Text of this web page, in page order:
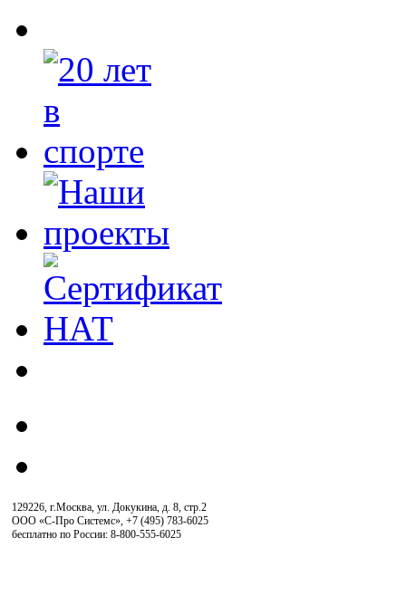
129226, г.Москва, ул. Докукина, д. 8, стр.2
ООО «С-Про Системс», +7 (495) 783-6025
бесплатно по России: 8-800-555-6025